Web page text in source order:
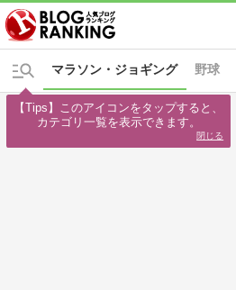
野球
マラソン・ジョギング
【Tips】このアイコンをタップすると、
カテゴリ一覧を表示できます。
閉じる